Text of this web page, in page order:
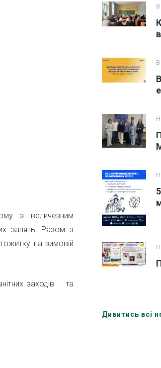
з величезним
занять. Разом з
на зимовій
заходів та
Дивитись всі